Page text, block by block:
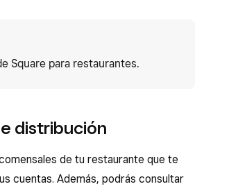
Square para restaurantes.
distribución
de tu restaurante que te
cuentas. Además, podrás consultar